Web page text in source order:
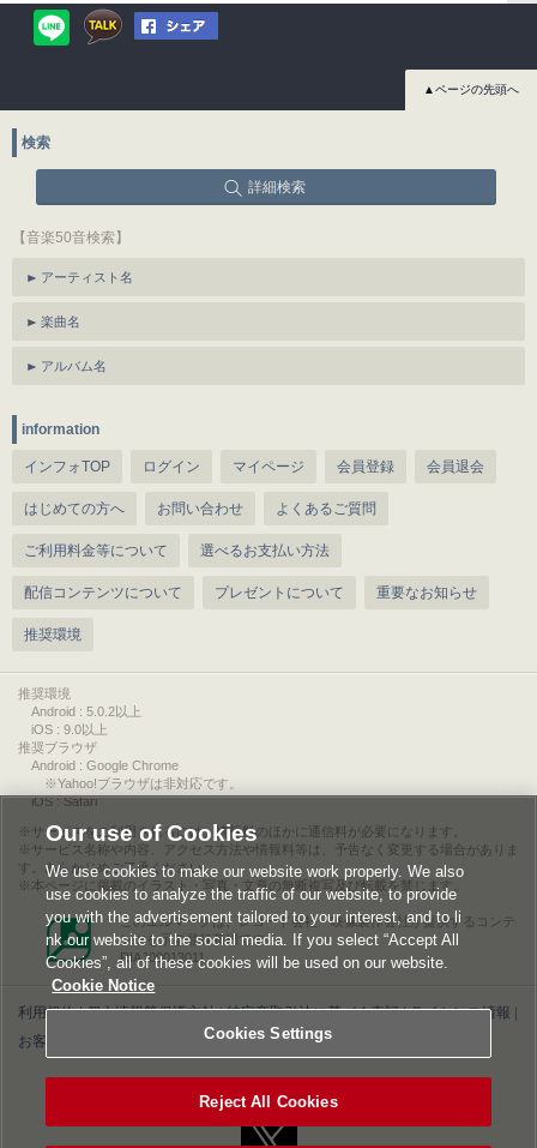
▲ページの先頭へ
検索
詳細検索
【音楽50音検索】
アーティスト名
楽曲名
アルバム名
information
インフォTOP ログイン マイページ 会員登録 会員退会
はじめての方へ お問い合わせ よくあるご質問
ご利用料金等について 選べるお支払い方法
配信コンテンツについて プレゼントについて 重要なお知らせ
推奨環境
推奨環境
Android : 5.0.2以上
iOS : 9.0以上
推奨ブラウザ
Android : Google Chrome
※Yahoo!ブラウザは非対応です。
iOS : Safari
サービスをご利用されるには、情報料のほかに通信料が必要になります。
サービス名称や内容、アクセス方法や情報料等は、予告なく変更する場合がありま
す。あらかじめご了承ください。
本ページに掲載のイラスト・写真・文章の無断複写及び転載を禁じます。
このエルマークは、レコード会社・映像製作会社が提供するコンテ
ンツを示す登録商標です。
RIAJ00013011
利用規約|個人情報等保護方針|特定商取引法に基づく表記|ライセンス情報
お客様情報の外部送信について|Cookies Settings
Our use of Cookies
We use cookies to make our website work properly. We also
use cookies to analyze the traffic of our website, to provide
you with the advertisement tailored to your interest, and to li
nk our website to the social media. If you select “Accept All
Cookies”, all of these cookies will be used on our website.
Cookie Notice
Cookies Settings
Reject All Cookies